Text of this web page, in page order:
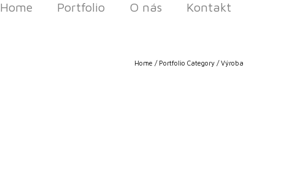
Home Portfolio O nás Kontakt
Home / Portfolio Category /Výroba